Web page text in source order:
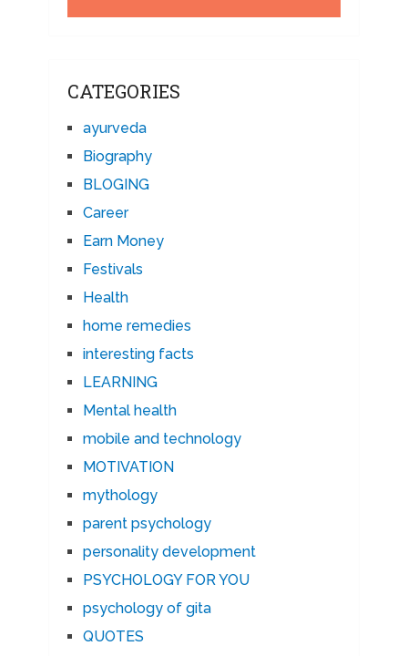
CATEGORIES
ayurveda
Biography
BLOGING
Career
Earn Money
Festivals
Health
home remedies
interesting facts
LEARNING
Mental health
mobile and technology
MOTIVATION
mythology
parent psychology
personality development
PSYCHOLOGY FOR YOU
psychology of gita
QUOTES